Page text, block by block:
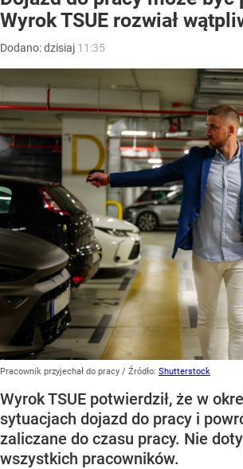
Wyrok TSUE rozwiał
Dodano:dzisiaj 11:35
Pracownik przyjechał do pracy / Źródło: Shutterstock
Wyrok TSUE potwierdził, że w
sytuacjach dojazd do pracy i
zaliczane do czasu pracy. Nie
wszystkich pracowników.